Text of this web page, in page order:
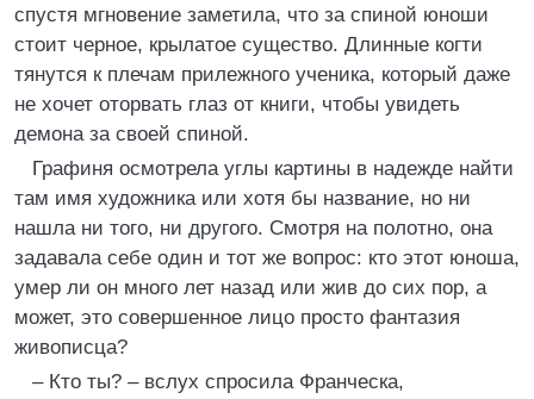
спустя мгновение заметила, что за спиной юноши
стоит черное, крылатое существо. Длинные когти
тянутся к плечам прилежного ученика, который даже
не хочет оторвать глаз от книги, чтобы увидеть
демона за своей спиной.
Графиня осмотрела углы картины в надежде найти
там имя художника или хотя бы название, но ни
нашла ни того, ни другого. Смотря на полотно, она
задавала себе один и тот же вопрос: кто этот юноша,
умер ли он много лет назад или жив до сих пор, а
может, это совершенное лицо просто фантазия
живописца?
– Кто ты? – вслух спросила Франческа,